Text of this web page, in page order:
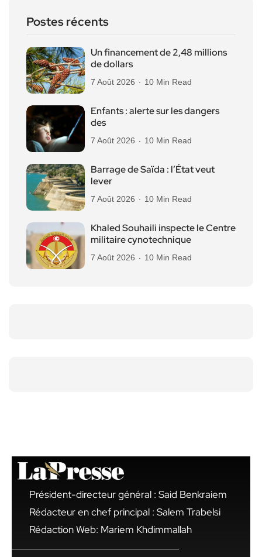
Postes récents
Un financement de 2,48 millions
de dollars
7 Août 2026 10 Min Read
Enfants : alerte sur les dangers
des
7 Août 2026 10 Min Read
Barrage de Saïda : l’État veut
lever
7 Août 2026 10 Min Read
Khaled Souhaili inspecte le Centre
militaire cynotechnique
7 Août 2026 10 Min Read
Président-directeur général : Said Benkraiem
Rédacteur en chef principal : Salem Trabelsi
Rédaction Web: Mariem Khdimmallah